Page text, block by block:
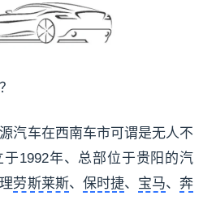
汽车在西南车市可谓是无人不
1992年、总部位于贵阳的汽
劳斯莱斯、 保时捷、 宝马、奔